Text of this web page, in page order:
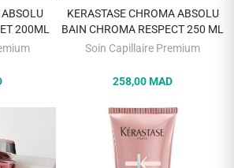
200ML
KERASTASE CHROMA ABSOLU
BAIN CHROMA RESPECT 250 ML
Soin Capillaire Premium
258,00 MAD